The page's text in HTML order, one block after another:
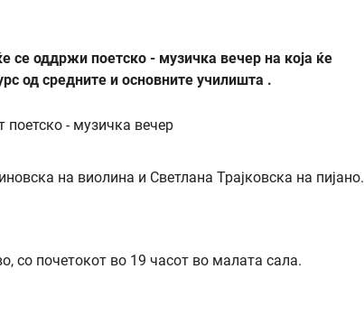
се оддржи поетско - музичка вечер на која ќе
од средните и основните училишта .
на виолина и Светлана Трајковска на пијано.
со почетокот во 19 часот во малата сала.